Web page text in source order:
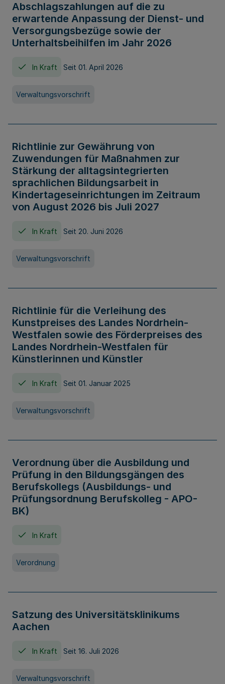
Abschlagszahlungen auf die zu
erwartende Anpassung der Dienst- und
Versorgungsbezüge sowie der
Unterhaltsbeihilfen im Jahr 2026
In Kraft Seit 01. April 2026
Verwaltungsvorschrift
Richtlinie zur Gewährung von
Zuwendungen für Maßnahmen zur
Stärkung der alltagsintegrierten
sprachlichen Bildungsarbeit in
Kindertageseinrichtungen im Zeitraum
von August 2026 bis Juli 2027
In Kraft Seit 20. Juni 2026
Verwaltungsvorschrift
Richtlinie für die Verleihung des
Kunstpreises des Landes Nordrhein-
Westfalen sowie des Förderpreises des
Landes Nordrhein-Westfalen für
Künstlerinnen und Künstler
In Kraft Seit 01. Januar 2025
Verwaltungsvorschrift
Verordnung über die Ausbildung und
Prüfung in den Bildungsgängen des
Berufskollegs (Ausbildungs- und
Prüfungsordnung Berufskolleg - APO-
BK)
In Kraft
Verordnung
Satzung des Universitätsklinikums
Aachen
In Kraft Seit 16. Juli 2026
Verwaltungsvorschrift